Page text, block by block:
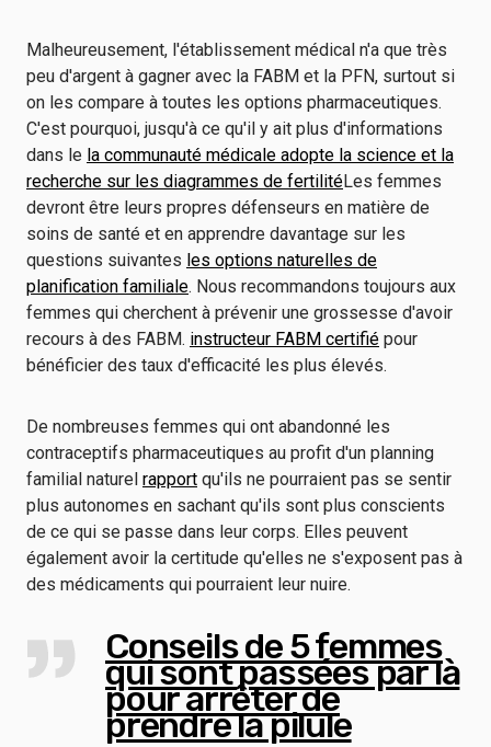
Malheureusement, l'établissement médical n'a que très
peu d'argent à gagner avec la FABM et la PFN, surtout si
on les compare à toutes les options pharmaceutiques.
C'est pourquoi, jusqu'à ce qu'il y ait plus d'informations
dans le la communauté médicale adopte la science et la
recherche sur les diagrammes de fertilitéLes femmes
devront être leurs propres défenseurs en matière de
soins de santé et en apprendre davantage sur les
questions suivantes les options naturelles de
planification familiale. Nous recommandons toujours aux
femmes qui cherchent à prévenir une grossesse d'avoir
recours à des FABM. instructeur FABM certifié pour
bénéficier des taux d'efficacité les plus élevés.
De nombreuses femmes qui ont abandonné les
contraceptifs pharmaceutiques au profit d'un planning
familial naturel rapport qu'ils ne pourraient pas se sentir
plus autonomes en sachant qu'ils sont plus conscients
de ce qui se passe dans leur corps. Elles peuvent
également avoir la certitude qu'elles ne s'exposent pas à
des médicaments qui pourraient leur nuire.
Conseils de 5 femmes
qui sont passées par là
pour arrêter de
prendre la pilule